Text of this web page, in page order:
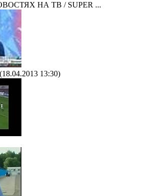
НА ТВ / SUPER ...
13:30)